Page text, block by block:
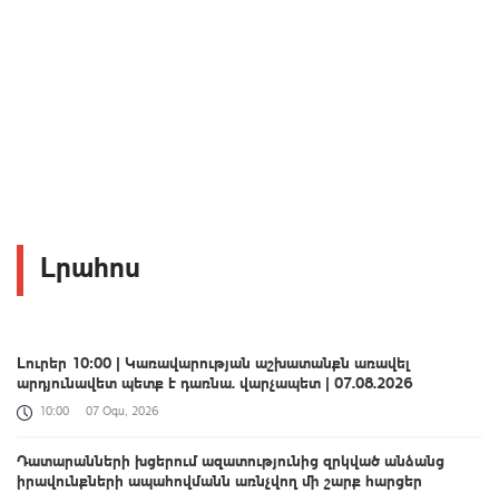
Լրահոս
Լուրեր 10:00 | Կառավարության աշխատանքն առավել
արդյունավետ պետք է դառնա. վարչապետ | 07.08.2026
10:00 07 Օգս, 2026
Դատարանների խցերում ազատությունից զրկված անձանց
իրավունքների ապահովմանն առնչվող մի շարք հարցեր